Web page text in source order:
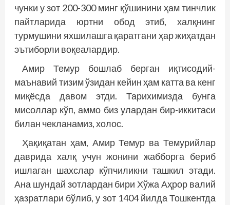
чунки у зот 200-300 минг қўшинини ҳам тинчлик
пайтларида юртни обод этиб, халқнинг
турмушини яхшилашга қаратгани ҳар жиҳатдан
эътиборли воқеалардир.
Амир Темур бошлаб берган иқтисодий-
маънавий тизим ўзидан кейин ҳам катта ва кенг
миқёсда давом этди. Тарихимизда бунга
мисоллар кўп, аммо биз улардан бир-иккитаси
билан чекланамиз, холос.
Ҳақиқатан ҳам, Амир Темур ва Темурийлар
даврида халқ учун жонини жабборга бериб
ишлаган шахслар кўпчиликни ташкил этади.
Ана шундай зотлардан бири Хўжа Аҳрор валий
ҳазратлари бўлиб, у зот 1404 йилда Тошкентда